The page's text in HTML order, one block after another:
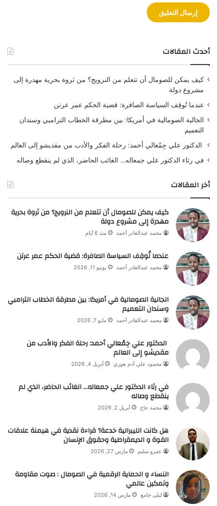
أحدث المقالات
كيف يمكن للصومال أن تتعلم من النرويج؟ من ثروة بحرية مهدرة إلى
مشروع دولة
عندما تُوقِف السياسة الصافرة: قضية الحكم عمر عرتن
الجالية الصومالية في أمريكا: بين مطرقة الخطاب الترامبي وسندان
التعميم
الدكتور علي جِمْعالي أحمد: رحلة الفكر والأدب من مقديشو إلى العالم
في رثاء الدكتور علي جمعاله… الغائب الحاضر، الذي لم ينقطع وصاله
أخر المقالات
كيف يمكن للصومال أن تتعلم من النرويج؟ من ثروة بحرية
مهدرة إلى مشروع دولة
محمد عبدالقادر أحمد منذ 6 أيام
عندما تُوقِف السياسة الصافرة: قضية الحكم عمر عرتن
محمد عبدالقادر أحمد يونيو 11, 2026
الجالية الصومالية في أمريكا: بين مطرقة الخطاب الترامبي
وسندان التعميم
محمد عبدالقادر أحمد مايو 7, 2026
الدكتور علي جِمْعالي أحمد: رحلة الفكر والأدب من
مقديشو إلى العالم
محمود علي آدم هوري أبريل 4, 2026
في رثاء الدكتور علي جمعاله… الغائب الحاضر، الذي لم
ينقطع وصاله
محمد حاج أبريل 2, 2026
هل كانت الليبرالية خدعة؟ قراءة نقدية في هيمنة علاقات
القوة و الديمقراطية وحقوق الإنسان
عمرو سليم مارس 27, 2026
النساء و الحماية الرقمية في الصومال : صوت مقاومة
وتمكين عالمي
ليلى جامع مارس 14, 2026